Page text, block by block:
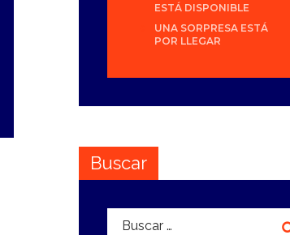
ESTÁ DISPONIBLE
UNA SORPRESA ESTÁ
POR LLEGAR
Buscar
Buscar: